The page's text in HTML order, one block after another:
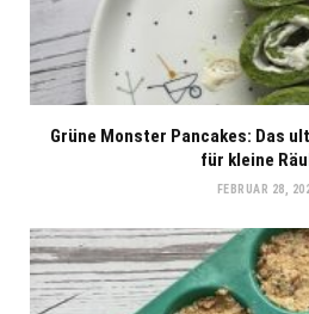
Grüne Monster Pancakes: Das
für kleine
FEBRUAR 28,